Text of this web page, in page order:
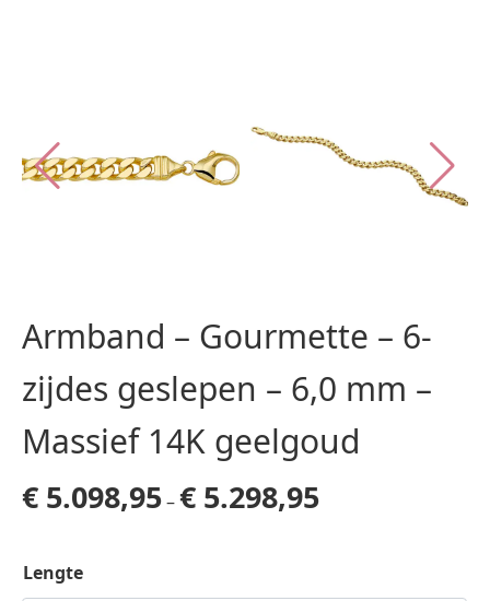
Armband – Gourmette – 6-
zijdes geslepen – 6,0 mm –
Massief 14K geelgoud
€ 5.098,95–€ 5.298,95
Lengte